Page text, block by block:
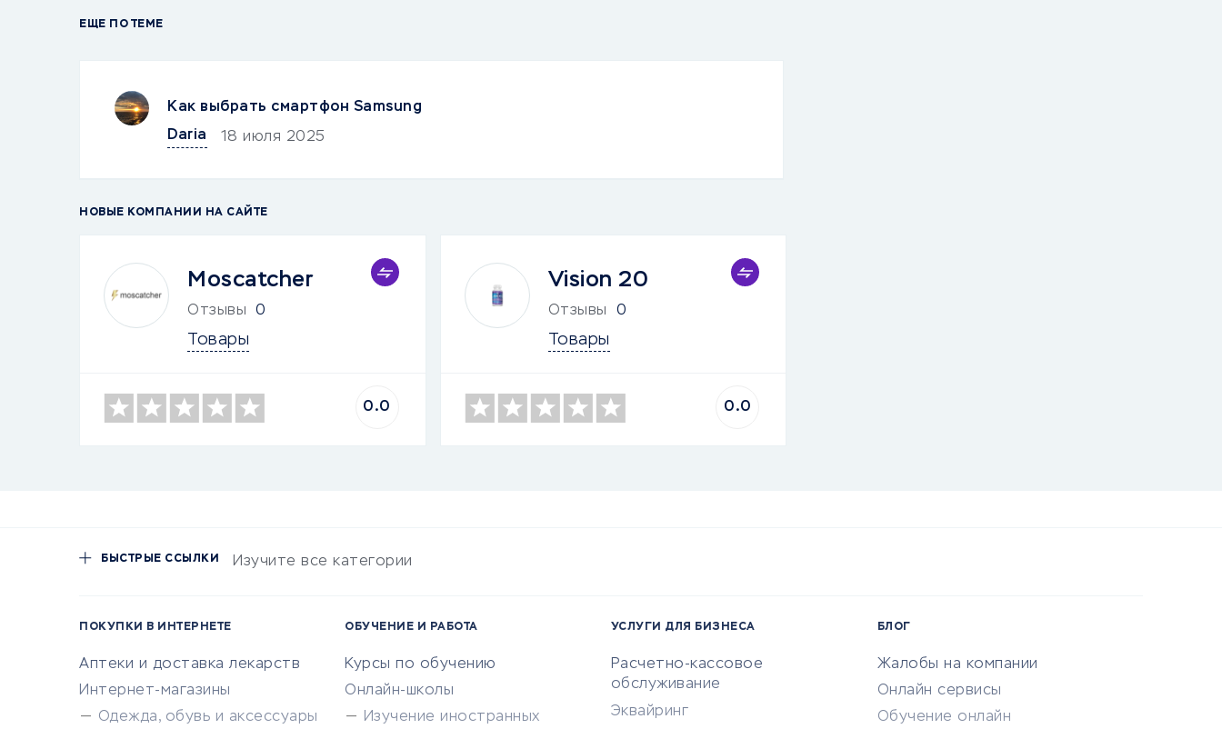
ЕЩЕ ПО ТЕМЕ
Как выбрать смартфон Samsung
Daria
18 июля 2025
НОВЫЕ КОМПАНИИ НА САЙТЕ
Moscatcher
Отзывы 0
Товары
0.0
Vision 20
Отзывы 0
Товары
0.0
БЫСТРЫЕ ССЫЛКИ Изучите все категории
ПОКУПКИ В ИНТЕРНЕТЕ
Аптеки и доставка лекарств
Интернет-магазины
Одежда, обувь и аксессуары
ОБУЧЕНИЕ И РАБОТА
Курсы по обучению
Онлайн-школы
Изучение иностранных
УСЛУГИ ДЛЯ БИЗНЕСА
Расчетно-кассовое
обслуживание
Эквайринг
БЛОГ
Жалобы на компании
Онлайн сервисы
Обучение онлайн